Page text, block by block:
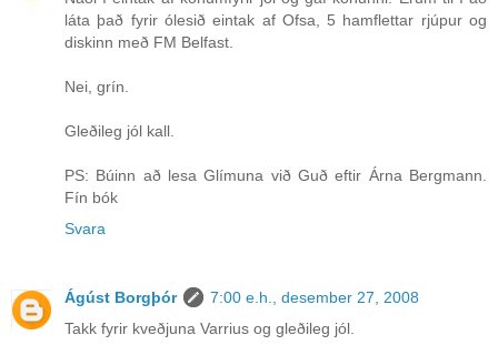
láta það fyrir ólesið eintak af Ofsa, 5 hamflettar rjúpur og
diskinn með FM Belfast.
Nei, grín.
Gleðileg jól kall.
PS: Búinn að lesa Glímuna við Guð eftir Árna Bergmann.
Fín bók
Svara
Ágúst Borgþór
7:00 e.h., desember 27, 2008
Takk fyrir kveðjuna Varrius og gleðileg jól.